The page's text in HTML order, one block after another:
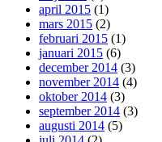
april 2015 (1)
mars 2015 (2)
februari 2015 (1)
januari 2015 (6)
december 2014 (3)
november 2014 (4)
oktober 2014 (3)
september 2014 (3)
augusti 2014 (5)